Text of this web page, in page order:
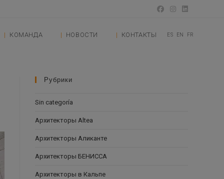
КОМАНДА НОВОСТИ КОНТАКТЫ ES EN FR
Рубрики
Sin categoría
Архитекторы Altea
Архитекторы Аликанте
Архитекторы БЕНИССА
Архитекторы в Кальпе